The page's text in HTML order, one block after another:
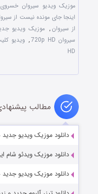
موزیک ویدیو سیروان خسروی
اینجا جای مونده نیست از
از سیروان , موزیک ویدیو
سیروان 720p HD
,
HD
مطالب
دانلود موزیک ویدیو
دانلود موزیک ویدئو شام
دانلود موزیک ویدیو